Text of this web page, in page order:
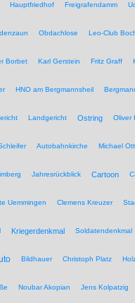
Hauptfriedhof Freigrafendamm
Obdachlose Leo-Club
Borbet Karl Gerstein Fritz Graff
HNO am Bergmannsheil
Landgericht Ostring Oliver
Autobahnkirche Michael
Jahresrückblick Cartoon
Uemmingen Clemens Kreuzer
Kriegerdenkmal Soldatendenkmal
Bildhauer Christoph Platz
Noubar Akopian Jens Kolpatzig